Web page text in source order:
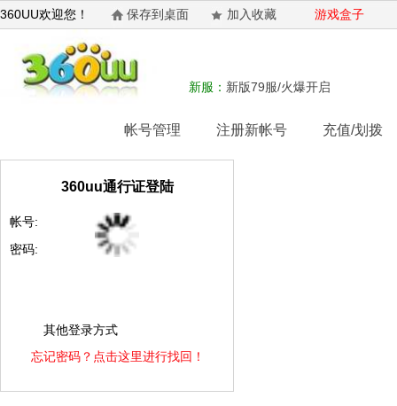
360UU欢迎您！ 保存到桌面 加入收藏 游戏盒子
新服： 新版79服/火爆开启
帐号管理 注册新帐号 充值/划拨
360uu通行证登陆
帐号:
密码:
其他登录方式
忘记密码？点击这里进行找回！